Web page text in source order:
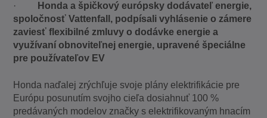
·
Honda a špičkový európsky dodávateľ energie,
spoločnosť Vattenfall, podpísali vyhlásenie o zámere
zaviesť flexibilné zmluvy o dodávke energie a
využívaní obnoviteľnej energie, upravené špeciálne
pre používateľov EV
Honda naďalej zrýchľuje svoje plány elektrifikácie pre
Európu posunutím svojho cieľa dosiahnuť 100 %
predávaných modelov značky s elektrifikovaným hnacím